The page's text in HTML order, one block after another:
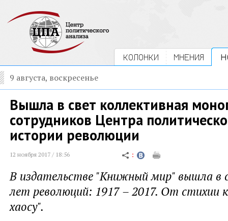
КОЛОНКИ МНЕНИЯ
9 августа, воскресенье
Вышла в свет коллективная
сотрудников Центра
истории революции
12 ноября 2017 / 18:56
В издательстве "Книжный мир" вышла в
лет революций: 1917 – 2017. От стихии
хаосу".